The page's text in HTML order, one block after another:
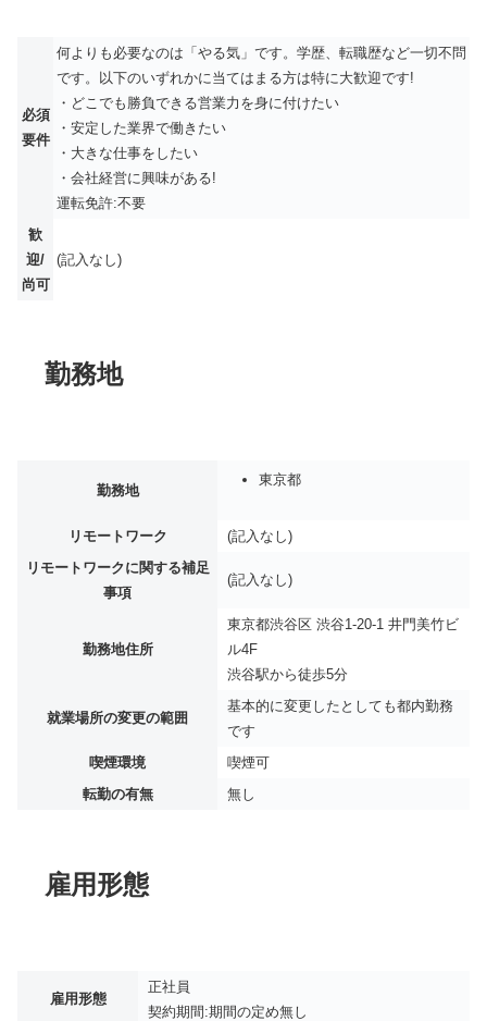
必須
要件
何よりも必要なのは「やる気」です。学歴、転職歴など一切不問
です。以下のいずれかに当てはまる方は特に大歓迎です!
・どこでも勝負できる営業力を身に付けたい
・安定した業界で働きたい
・大きな仕事をしたい
・会社経営に興味がある!
運転免許:不要
歓
迎/
尚可
(記入なし)
勤務地
勤務地
東京都
リモートワーク
(記入なし)
リモートワークに関する補足
事項
(記入なし)
勤務地住所
東京都渋谷区 渋谷1-20-1 井門美竹ビ
ル4F
渋谷駅から徒歩5分
就業場所の変更の範囲
基本的に変更したとしても都内勤務
です
喫煙環境
喫煙可
転勤の有無
無し
雇用形態
雇用形態
正社員
契約期間:期間の定め無し